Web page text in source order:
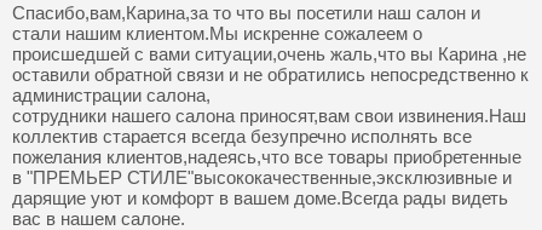
Спасибо,вам,Карина,за то что вы посетили наш салон и
стали нашим клиентом.Мы искренне сожалеем о
происшедшей с вами ситуации,очень жаль,что вы Карина ,не
оставили обратной связи и не обратились непосредственно к
администрации салона,
сотрудники нашего салона приносят,вам свои извинения.Наш
коллектив старается всегда безупречно исполнять все
пожелания клиентов,надеясь,что все товары приобретенные
в "ПРЕМЬЕР СТИЛЕ"высококачественные,эксклюзивные и
дарящие уют и комфорт в вашем доме.Всегда рады видеть
вас в нашем салоне.